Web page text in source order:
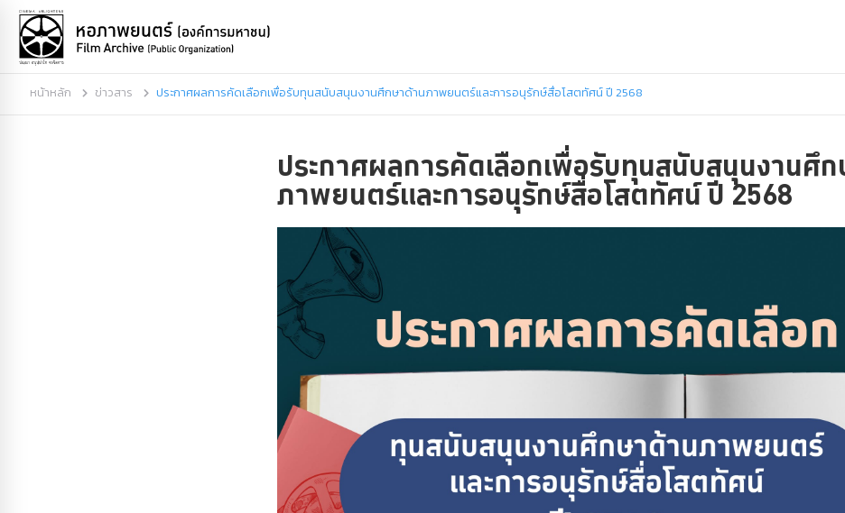
หน้าหลัก ข่าวสาร ประกาศผลการคัดเลือกเพื่อรับทุนสนับสนุนงานศึกษาด้านภาพยนตร์และการอนุรักษ์สื่อโสตทัศน์ ปี 2568
ประกาศผลการคัดเลือกเพื่อรับทุนสนับสนุนงานศึ
ภาพยนตร์และการอนุรักษ์สื่อโสตทัศน์ ปี 2568